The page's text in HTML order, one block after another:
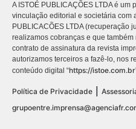
A ISTOÉ PUBLICAÇÕES LTDA é
vinculação editorial e societária com
PUBLICACÕES LTDA (recuperação
realizamos cobranças e que
contrato de assinatura da revista
autorizamos terceiros a fazê-lo, nos
conteúdo digital “https://istoe.com.br
Política de Privacidade